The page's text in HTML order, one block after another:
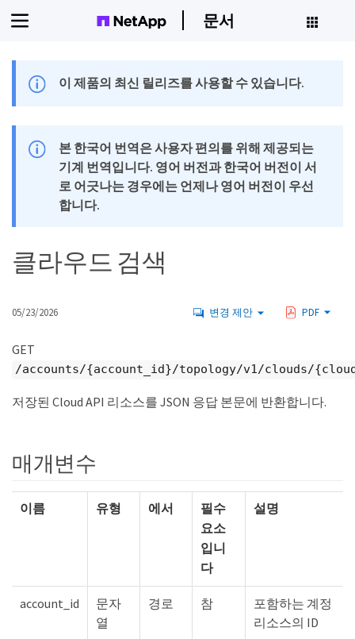
문서
이 제품의 최신 릴리즈를 사용할 수 있습니다.
본 한국어 번역은 사용자 편의를 위해 제공되는
기계 번역입니다. 영어 버전과 한국어 버전이 서
로 어긋나는 경우에는 언제나 영어 버전이 우선
합니다.
클라우드 검색
05/23/2026 변경 제안 PDF
GET
/accounts/{account_id}/topology/v1/clouds/
저장된 Cloud API 리소스를 JSON 응답 본문에 반환합니다.
매개변수
이름 유형 에서
필수
요소
입니
다
설명
account_id
문자
열
경로 참
포함하는 계정
리소스의 ID